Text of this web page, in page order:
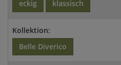
eckig
klassisch
Kollektion:
Belle Diverico